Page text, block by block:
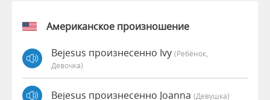
Американское произношение
Bejesus произнесенно Ivy (Ребёнок,
Девочка)
Bejesus произнесенно Joanna (девушка)